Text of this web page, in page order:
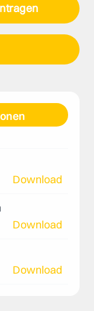
Download
Download
Download